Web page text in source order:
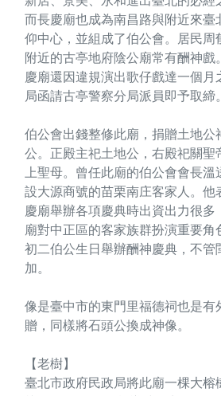
而長慶廟也成為南昌路與附近來臺
仰中心，並組成了伯公會。居民周
附近的古亭地府陰公廟常有酬神
慶廟還因違規演出歌仔戲達一個
局函請古亭警察分局派員即予取締。
伯公會出錢整修此廟，捐贈土地公
公。正殿主祀土地公，右殿祀關聖
上聖母。曾任此廟的伯公會會長溫
設大源商號的苗栗南庄客家人。他
慶廟舉辦各項慶典時出資出力很
廟對中正區的客家族群扮演重要角
初二伯公生日舉辦酬神慶典，不管
加。
像是臺中市的東門里福德祠也是有
贈，同樣將石頭公換成神像。
【老樹】
臺北市政府民政局將此廟一棵大榕